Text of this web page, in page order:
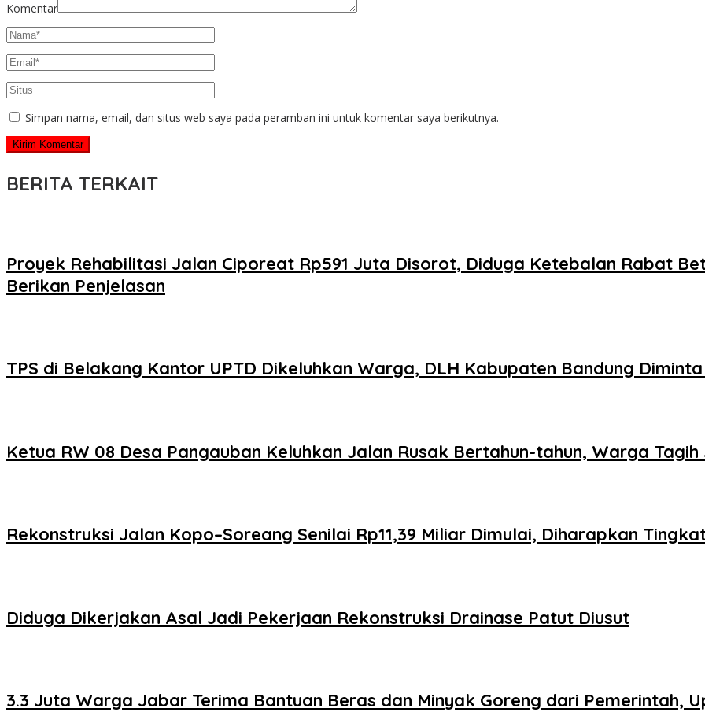
Komentar
Simpan nama, email, dan situs web saya pada peramban ini untuk komentar saya berikutnya.
BERITA TERKAIT
Proyek Rehabilitasi Jalan Ciporeat Rp591 Juta Disorot, Diduga Ketebalan Rabat
Berikan Penjelasan
TPS di Belakang Kantor UPTD Dikeluhkan Warga, DLH Kabupaten Bandung
Ketua RW 08 Desa Pangauban Keluhkan Jalan Rusak Bertahun-tahun, Warga
Rekonstruksi Jalan Kopo–Soreang Senilai Rp11,39 Miliar Dimulai, Diharapkan
Diduga Dikerjakan Asal Jadi Pekerjaan Rekonstruksi Drainase Patut Diusut
3.3 Juta Warga Jabar Terima Bantuan Beras dan Minyak Goreng dari Pemerintah,